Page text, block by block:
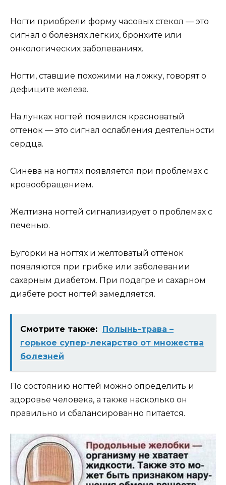
Ногти приобрели форму часовых стекол — это
сигнал о болезнях легких, бронхите или
онкологических заболеваниях.
Ногти, ставшие похожими на ложку, говорят о
дефиците железа.
На лунках ногтей появился красноватый
оттенок — это сигнал ослабления деятельности
сердца.
Синева на ногтях появляется при проблемах с
кровообращением.
Желтизна ногтей сигнализирует о проблемах с
печенью.
Бугорки на ногтях и желтоватый оттенок
появляются при грибке или заболевании
сахарным диабетом. При подагре и сахарном
диабете рост ногтей замедляется.
Смотрите также: Полынь-трава –
горькое супер-лекарство от множества
болезней
По состоянию ногтей можно определить и
здоровье человека, а также насколько он
правильно и сбалансированно питается.